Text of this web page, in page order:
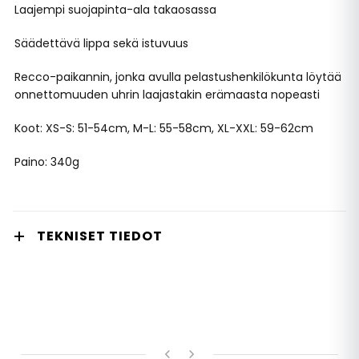
Laajempi suojapinta-ala takaosassa
Säädettävä lippa sekä istuvuus
Recco-paikannin, jonka avulla pelastushenkilökunta löytää
onnettomuuden uhrin laajastakin erämaasta nopeasti
Koot: XS-S: 51-54cm, M-L: 55-58cm, XL-XXL: 59-62cm
Paino: 340g
TEKNISET TIEDOT